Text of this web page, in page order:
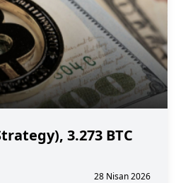
3.273 BTC
28 Nisan 2026